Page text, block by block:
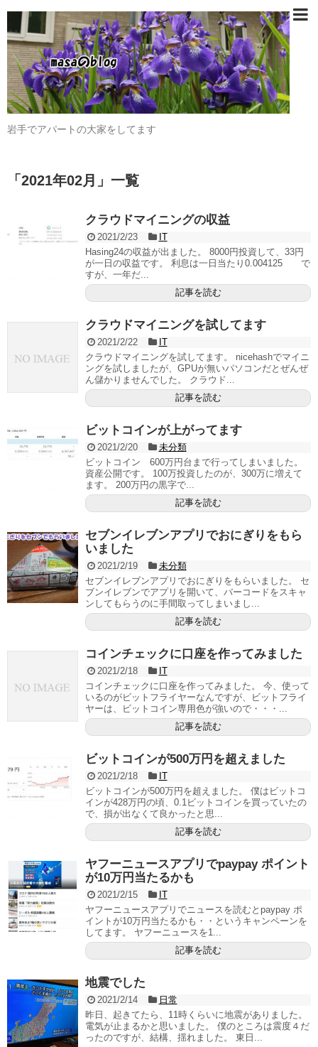
岩手でアパートの大家をしてます
「2021年02月 」 一覧
クラウドマイニングの収益
2021/2/23
IT
Hasing24の収益が出ました。 8000円投資して、33円
が一日の収益です。 利息は一日当たり0.004125 で
すが、一年だ...
記事を読む
クラウドマイニングを試してます
2021/2/22
IT
クラウドマイニングを試してます。 nicehashでマイニ
ングを試しましたが、GPUが無いパソコンだとぜんぜ
ん儲かりませんでした。 クラウド...
記事を読む
ビットコインが上がってます
2021/2/20
未分類
ビットコイン 600万円台まで行ってしまいました。
資産公開です。 100万投資したのが、300万に増えて
ます。 200万円の黒字で...
記事を読む
セブンイレブンアプリでおにぎりをもら
いました
2021/2/19
未分類
セブンイレブンアプリでおにぎりをもらいました。 セ
ブンイレブンでアプリを開いて、バーコードをスキャ
ンしてもらうのに手間取ってしまいまし...
記事を読む
コインチェックに口座を作ってみました
2021/2/18
IT
コインチェックに口座を作ってみました。 今、使って
いるのがビットフライヤーなんですが、ビットフライ
ヤーは、ビットコイン専用色が強いので・・・...
記事を読む
ビットコインが500万円を超えました
2021/2/18
IT
ビットコインが500万円を超えました。 僕はビットコ
インが428万円の頃、0.1ビットコインを買っていたの
で、損が出なくて良かったと思...
記事を読む
ヤフーニュースアプリでpaypay ポイント
が10万円当たるかも
2021/2/15
IT
ヤフーニュースアプリでニュースを読むとpaypay ポ
イントが10万円当たるかも・・というキャンペーンを
してます。 ヤフーニュースを1...
記事を読む
地震でした
2021/2/14
日常
昨日、起きてたら、11時くらいに地震がありました。
電気が止まるかと思いました。 僕のところは震度４だ
ったのですが、結構、揺れました。 東日...